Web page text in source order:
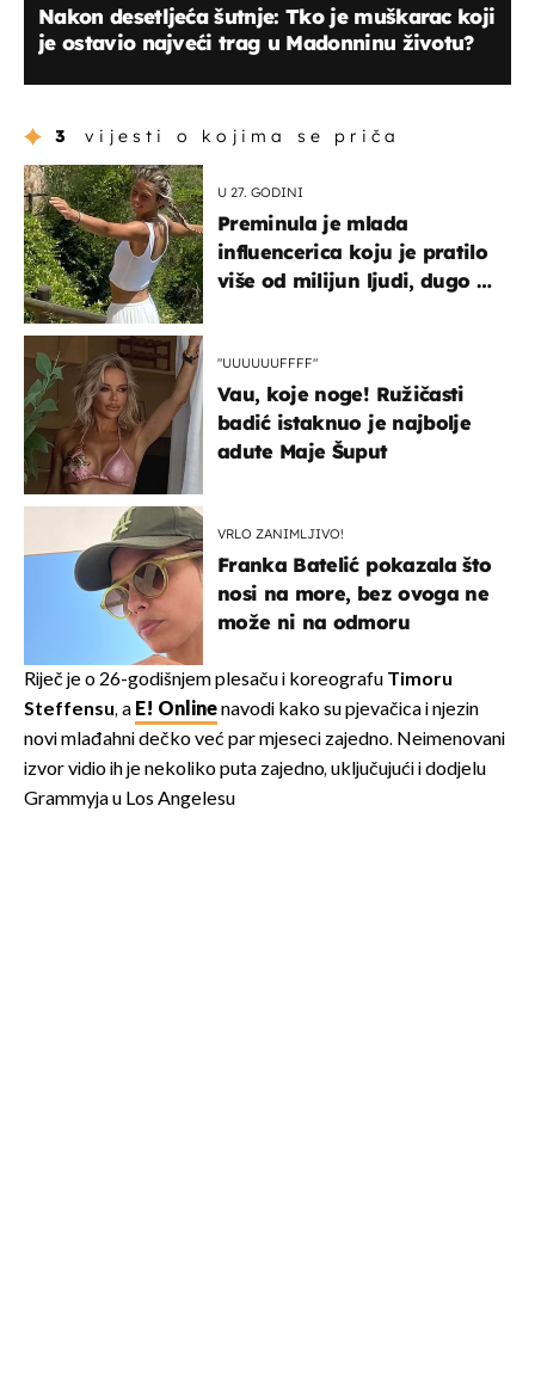
Nakon desetljeća šutnje: Tko je muškarac koji
je ostavio najveći trag u Madonninu životu?
3 vijesti o kojima se priča
U 27. GODINI
Preminula je mlada
influencerica koju je pratilo
više od milijun ljudi, dugo se
"UUUUUUFFFF"
Vau, koje noge! Ružičasti
badić istaknuo je najbolje
adute Maje Šuput
VRLO ZANIMLJIVO!
Franka Batelić pokazala što
nosi na more, bez ovoga ne
može ni na odmoru
Riječ je o 26-godišnjem plesaču i koreografu Timoru
Steffensu, a E! Onlinenavodi kako su pjevačica i njezin
novi mlađahni dečko već par mjeseci zajedno. Neimenovani
izvor vidio ih je nekoliko puta zajedno, uključujući i dodjelu
Grammyja u Los Angelesu